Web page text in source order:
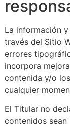
La información
través del Sitio
errores
incorpora
contenida y/o
cualquier
El Titular no
contenidos